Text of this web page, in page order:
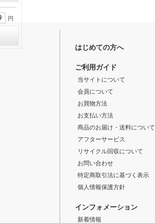
円
はじめての方へ
ご利用ガイド
当サイトについて
会員について
お買物方法
お支払い方法
商品のお届け・送料について
アフターサービス
リサイクル回収について
お問い合わせ
特定商取引法に基づく表示
個人情報保護方針
インフォメーション
新着情報